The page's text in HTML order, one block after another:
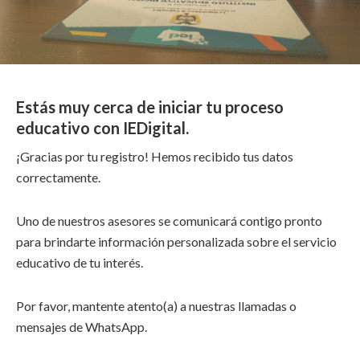
Estás muy cerca de iniciar tu proceso
educativo con IEDigital.
¡Gracias por tu registro! Hemos recibido tus datos
correctamente.
Uno de nuestros asesores se comunicará contigo pronto
para brindarte información personalizada sobre el servicio
educativo de tu interés.
Por favor, mantente atento(a) a nuestras llamadas o
mensajes de WhatsApp.